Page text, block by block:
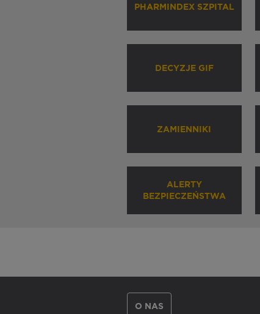
PHARMINDEX SZPITAL
DECYZJE GIF
ZAMIENNIKI
ALERTY
BEZPIECZEŃSTWA
O NAS